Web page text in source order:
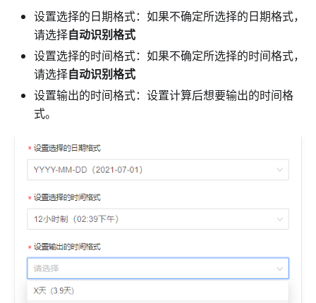
设置选择的日期格式：如果不确定所选择的日期格式，
请选择自动识别格式
设置选择的时间格式：如果不确定所选择的时间格式，
请选择自动识别格式
设置输出的时间格式：设置计算后想要输出的时间格
式。